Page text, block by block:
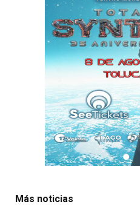
Más noticias